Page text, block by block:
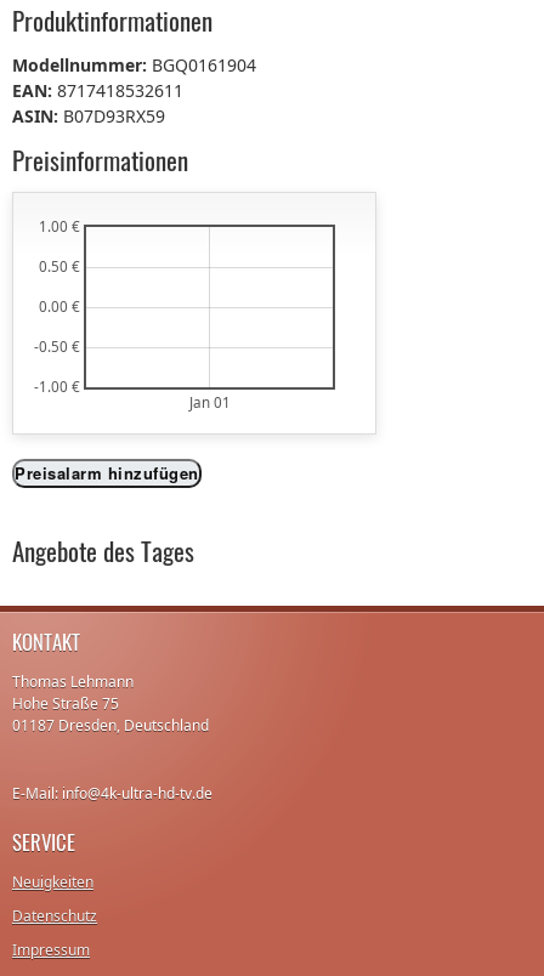
Produktinformationen
Modellnummer: BGQ0161904
EAN: 8717418532611
ASIN: B07D93RX59
Preisinformationen
Jan 01
-1.00 €
-0.50 €
0.00 €
0.50 €
1.00 €
Preisalarm hinzufügen
Angebote des Tages
KONTAKT
Thomas Lehmann
Hohe Straße 75
01187 Dresden, Deutschland
E-Mail: info@4k-ultra-hd-tv.de
SERVICE
Neuigkeiten
Datenschutz
Impressum